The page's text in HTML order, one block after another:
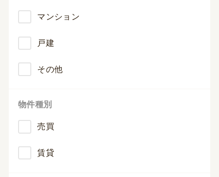
マンション
戸建
その他
物件種別
売買
賃貸